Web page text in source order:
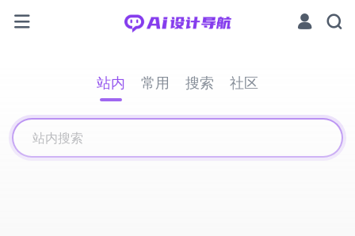
站内 常用 搜索 社区